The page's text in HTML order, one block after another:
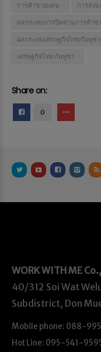
การค้าชายแดน การส่ง
ผลกระทบการปิดด่านการค้าช
ผลกระทบเศรษฐกิจไทยกัมพูช
เศรษฐกิจไทย กัมพูชา
Share on:
0
WORK WITH ME
40/312 Soi Wat
Subdistrict, Don
Mobile phone: 088-
Hot Line: 095-541-